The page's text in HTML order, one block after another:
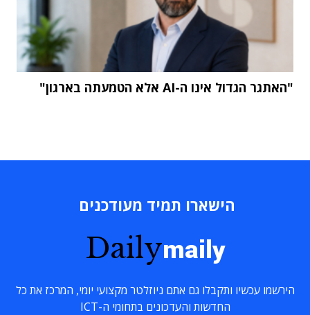
"האתגר הגדול אינו ה-AI אלא הטמעתה בארגון"
הישארו תמיד מעודכנים
Dailymaily
הירשמו עכשיו ותקבלו גם אתם ניוזלטר מקצועי יומי, המרכז את כל
החדשות והעדכונים בתחומי ה-ICT